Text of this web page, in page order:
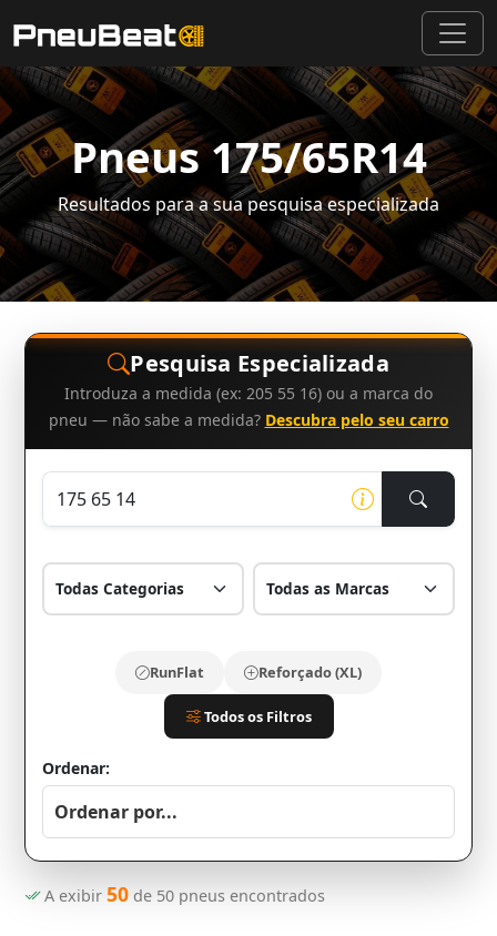
Pneus 175/65R14
Resultados para a sua pesquisa especializada
Pesquisa Especializada
Introduza a medida (ex: 205 55 16) ou a marca do
pneu — não sabe a medida? Descubra pelo seu carro
RunFlat Reforçado (XL)
Todos os Filtros
Ordenar:
A exibir 50 de 50 pneus encontrados